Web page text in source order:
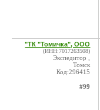
"ТК "Томичка", ООО
(ИНН:7017263508)
Экспедитор ,
Томск
Код:296415
#99